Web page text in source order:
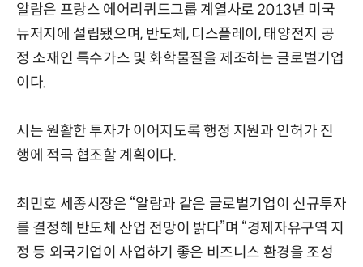
알람은 프랑스 에어리퀴드그룹 계열사로 2013년 미국
뉴저지에 설립됐으며, 반도체, 디스플레이, 태양전지 공
정 소재인 특수가스 및 화학물질을 제조하는 글로벌기업
이다.
시는 원활한 투자가 이어지도록 행정 지원과 인허가 진
행에 적극 협조할 계획이다.
최민호 세종시장은 “알람과 같은 글로벌기업이 신규투자
를 결정해 반도체 산업 전망이 밝다”며 “경제자유구역 지
정 등 외국기업이 사업하기 좋은 비즈니스 환경을 조성